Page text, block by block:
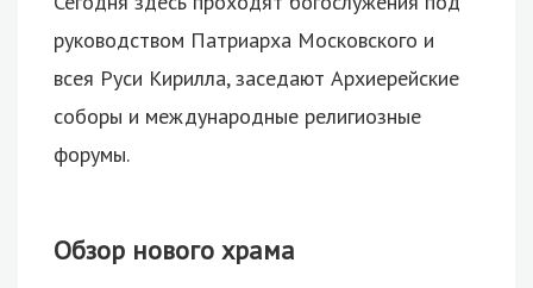
руководством Патриарха Московского и
всея Руси Кирилла, заседают Архиерейские
соборы и международные религиозные
форумы.
Обзор нового храма